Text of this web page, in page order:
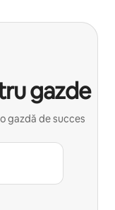
gazde
gazdă de succes